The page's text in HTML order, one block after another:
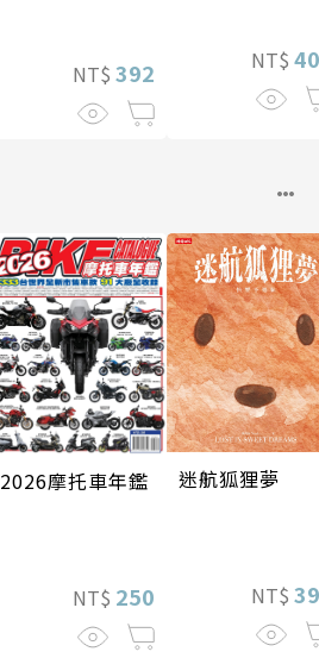
NT$ 392 NT$
2026摩托車年鑑
NT$ 250
迷航狐狸夢
NT$